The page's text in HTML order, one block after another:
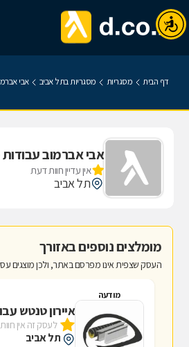
דף הבית מסגריות מסגריות בתל אביב אבי
אבי אברמוב
אין עדיין חוות דעת
תל אביב
מומלצים נוספים באזורך
העסק שצפית אינו מפרסם באתר, ולכן מוצגים
מודעה
איירון טנטש
לעסק זה אין
תל אביב